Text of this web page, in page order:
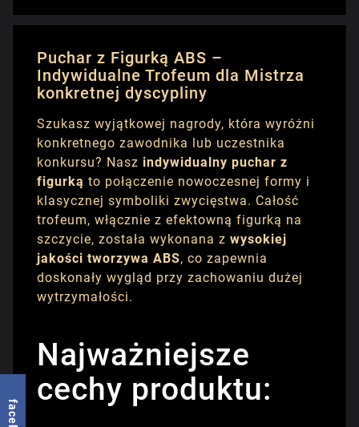
Puchar z Figurką ABS –
Indywidualne Trofeum dla Mistrza
konkretnej dyscypliny
Szukasz wyjątkowej nagrody, która wyróżni
konkretnego zawodnika lub uczestnika
konkursu? Nasz indywidualny puchar z
figurką to połączenie nowoczesnej formy i
klasycznej symboliki zwycięstwa. Całość
trofeum, włącznie z efektowną figurką na
szczycie, została wykonana z wysokiej
jakości tworzywa ABS, co zapewnia
doskonały wygląd przy zachowaniu dużej
wytrzymałości.
Najważniejsze
cechy produktu: